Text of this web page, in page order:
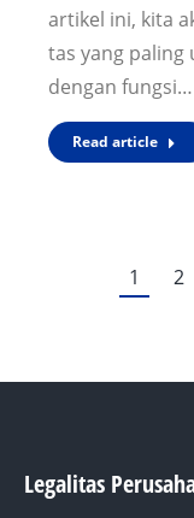
artikel ini, kita
tas yang paling
dengan fungsi…
Read article
1 2
Legalitas